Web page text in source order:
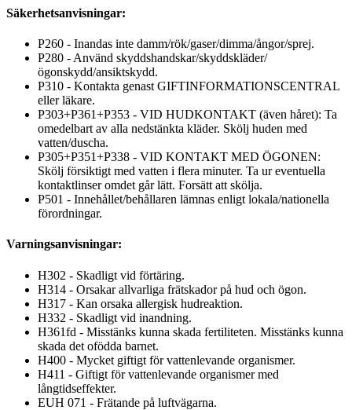
Säkerhetsanvisningar:
P260 - Inandas inte damm/rök/gaser/dimma/ångor/sprej.
P280 - Använd skyddshandskar/skyddskläder/
ögonskydd/ansiktskydd.
P310 - Kontakta genast GIFTINFORMATIONSCENTRAL
eller läkare.
P303+P361+P353 - VID HUDKONTAKT (även håret): Ta
omedelbart av alla nedstänkta kläder. Skölj huden med
vatten/duscha.
P305+P351+P338 - VID KONTAKT MED ÖGONEN:
Skölj försiktigt med vatten i flera minuter. Ta ur eventuella
kontaktlinser omdet går lätt. Forsätt att skölja.
P501 - Innehållet/behållaren lämnas enligt lokala/nationella
förordningar.
Varningsanvisningar:
H302 - Skadligt vid förtäring.
H314 - Orsakar allvarliga frätskador på hud och ögon.
H317 - Kan orsaka allergisk hudreaktion.
H332 - Skadligt vid inandning.
H361fd - Misstänks kunna skada fertiliteten. Misstänks kunna
skada det ofödda barnet.
H400 - Mycket giftigt för vattenlevande organismer.
H411 - Giftigt för vattenlevande organismer med
långtidseffekter.
EUH 071 - Frätande på luftvägarna.